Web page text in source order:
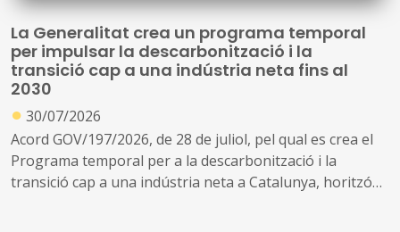
s'encarrega a L'Energètica la provisió general de serveis
en l'àmbit de l'energia
La Generalitat crea un programa temporal
per impulsar la descarbonització i la
transició cap a una indústria neta fins al
2030
● 30/07/2026
Acord GOV/197/2026, de 28 de juliol, pel qual es crea el
Programa temporal per a la descarbonització i la
transició cap a una indústria neta a Catalunya, horitzó